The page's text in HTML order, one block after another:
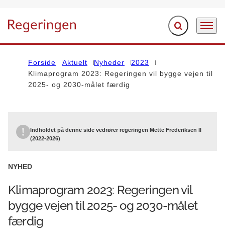
Gå til forsiden Fold søgefelt ud
Menu
Forside Aktuelt Nyheder
2023
Klimaprogram 2023: Regeringen vil bygge vejen til
2025- og 2030-målet færdig
Indholdet på denne side vedrører regeringen Mette Frederiksen II
(2022-2026)
NYHED
Klimaprogram 2023: Regeringen vil
bygge vejen til 2025- og 2030-målet
færdig